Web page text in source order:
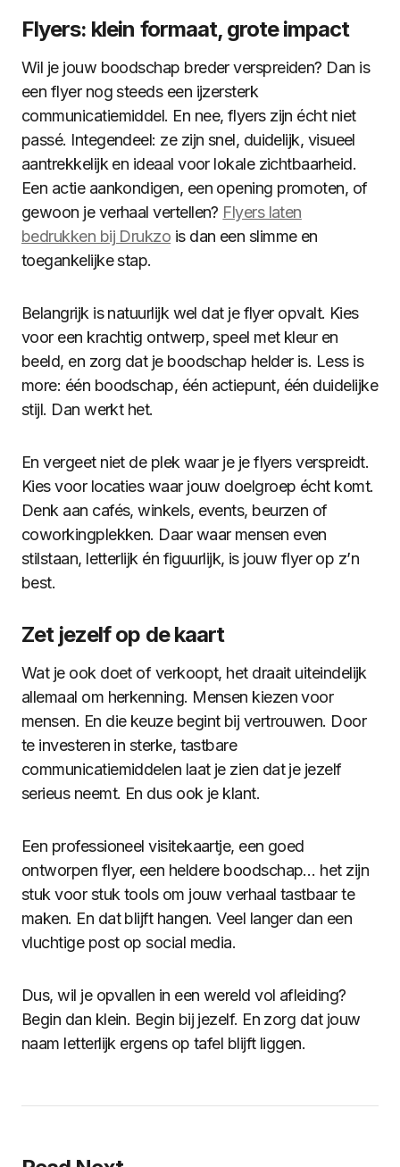
Flyers: klein formaat, grote impact
Wil je jouw boodschap breder verspreiden? Dan is
een flyer nog steeds een ijzersterk
communicatiemiddel. En nee, flyers zijn écht niet
passé. Integendeel: ze zijn snel, duidelijk, visueel
aantrekkelijk en ideaal voor lokale zichtbaarheid.
Een actie aankondigen, een opening promoten, of
gewoon je verhaal vertellen? Flyers laten
bedrukken bij Drukzo is dan een slimme en
toegankelijke stap.
Belangrijk is natuurlijk wel dat je flyer opvalt. Kies
voor een krachtig ontwerp, speel met kleur en
beeld, en zorg dat je boodschap helder is. Less is
more: één boodschap, één actiepunt, één duidelijke
stijl. Dan werkt het.
En vergeet niet de plek waar je je flyers verspreidt.
Kies voor locaties waar jouw doelgroep écht komt.
Denk aan cafés, winkels, events, beurzen of
coworkingplekken. Daar waar mensen even
stilstaan, letterlijk én figuurlijk, is jouw flyer op z’n
best.
Zet jezelf op de kaart
Wat je ook doet of verkoopt, het draait uiteindelijk
allemaal om herkenning. Mensen kiezen voor
mensen. En die keuze begint bij vertrouwen. Door
te investeren in sterke, tastbare
communicatiemiddelen laat je zien dat je jezelf
serieus neemt. En dus ook je klant.
Een professioneel visitekaartje, een goed
ontworpen flyer, een heldere boodschap… het zijn
stuk voor stuk tools om jouw verhaal tastbaar te
maken. En dat blijft hangen. Veel langer dan een
vluchtige post op social media.
Dus, wil je opvallen in een wereld vol afleiding?
Begin dan klein. Begin bij jezelf. En zorg dat jouw
naam letterlijk ergens op tafel blijft liggen.